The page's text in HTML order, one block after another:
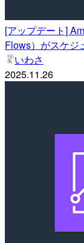
[アップデート]
Flows）がスケジ
いわさ
2025.11.26